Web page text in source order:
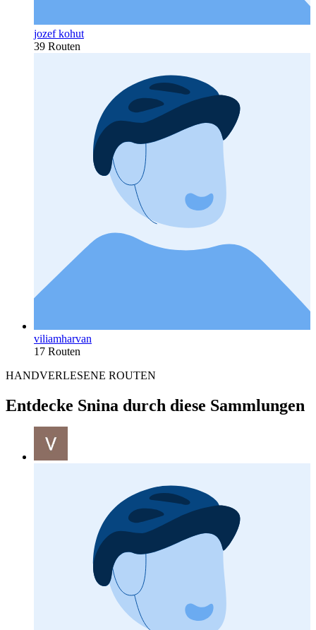
jozef kohut
39 Routen
viliamharvan
17 Routen
HANDVERLESENE ROUTEN
Entdecke Snina durch diese Sammlungen